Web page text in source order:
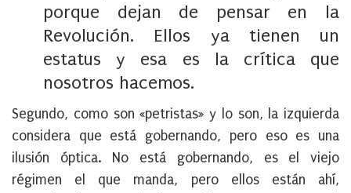
porque dejan de pensar en la
Revolución. Ellos ya tienen un
estatus y esa es la crítica que
nosotros hacemos.
Segundo, como son «petristas» y lo son, la izquierda
considera que está gobernando, pero eso es una
ilusión óptica. No está gobernando, es el viejo
régimen el que manda, pero ellos están ahí,